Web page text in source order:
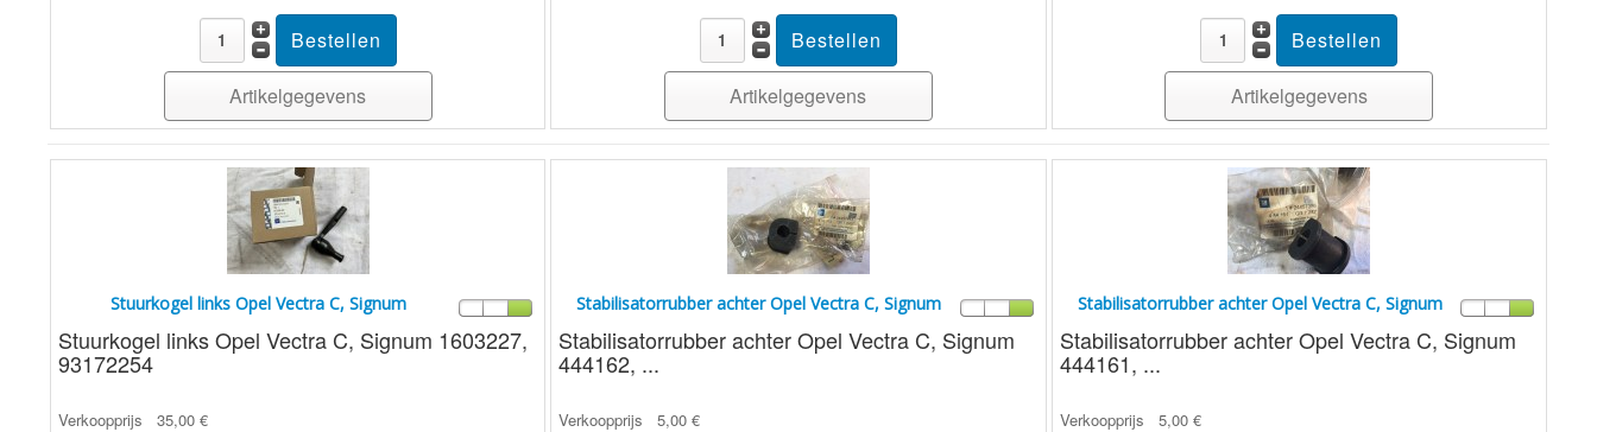
Artikelgegevens Artikelgegevens Artikelgegevens
Stuurkogel links Opel Vectra C, Signum
Stuurkogel links Opel Vectra C, Signum 1603227,
93172254
Verkoopprijs 35,00 €
Stabilisatorrubber achter Opel Vectra C, Signum
Stabilisatorrubber achter Opel Vectra C, Signum
444162, ...
Verkoopprijs 5,00 €
Stabilisatorrubber achter Opel Vectra C, Signum
Stabilisatorrubber achter Opel Vectra C, Signum
444161, ...
Verkoopprijs 5,00 €